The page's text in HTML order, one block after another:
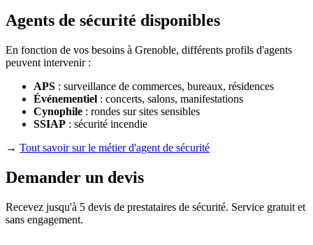
Agents de sécurité disponibles
En fonction de vos besoins à Grenoble, différents profils d'agents
peuvent intervenir :
APS : surveillance de commerces, bureaux, résidences
Événementiel : concerts, salons, manifestations
Cynophile : rondes sur sites sensibles
SSIAP : sécurité incendie
→ Tout savoir sur le métier d'agent de sécurité
Demander un devis
Recevez jusqu'à 5 devis de prestataires de sécurité. Service gratuit et
sans engagement.